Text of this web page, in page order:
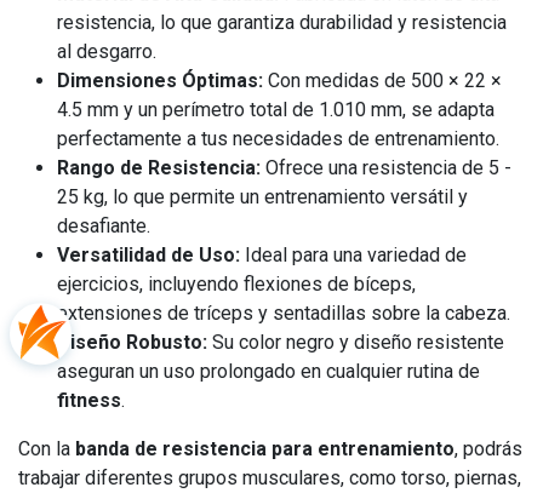
resistencia, lo que garantiza durabilidad y resistencia
al desgarro.
Dimensiones Óptimas: Con medidas de 500 × 22 ×
4.5 mm y un perímetro total de 1.010 mm, se adapta
perfectamente a tus necesidades de entrenamiento.
Rango de Resistencia: Ofrece una resistencia de 5 -
25 kg, lo que permite un entrenamiento versátil y
desafiante.
Versatilidad de Uso: Ideal para una variedad de
ejercicios, incluyendo flexiones de bíceps,
extensiones de tríceps y sentadillas sobre la cabeza.
Diseño Robusto: Su color negro y diseño resistente
aseguran un uso prolongado en cualquier rutina de
fitness.
Con la banda de resistencia para entrenamiento, podrás
trabajar diferentes grupos musculares, como torso, piernas,